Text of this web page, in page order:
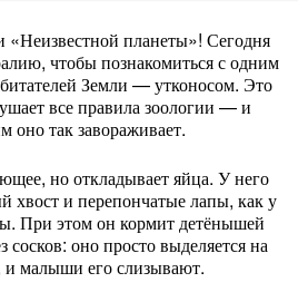
«Неизвестной планеты»! Сегодня
чтобыпознакомитьсясодним
Земли — утконосом. Это
всеправилазоологии — и
онотакзавораживает.
нооткладываетяйца. Унего
хвости перепончатыелапы, каку
При этомон кормитдетёнышей
сосков: онопростовыделяетсяна
и малыши егослизывают.